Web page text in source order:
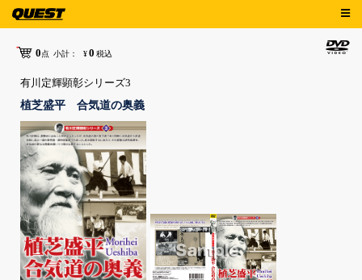
0点 小計： ¥0 税込
有川定輝顕彰シリーズ3
植芝盛平 合気道の奥義